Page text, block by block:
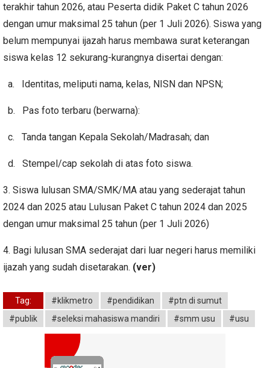
terakhir tahun 2026, atau Peserta didik Paket C tahun 2026
dengan umur maksimal 25 tahun (per 1 Juli 2026). Siswa yang
belum mempunyai ijazah harus membawa surat keterangan
siswa kelas 12 sekurang-kurangnya disertai dengan:
a. Identitas, meliputi nama, kelas, NISN dan NPSN;
b. Pas foto terbaru (berwarna):
c. Tanda tangan Kepala Sekolah/Madrasah; dan
d. Stempel/cap sekolah di atas foto siswa.
3. Siswa lulusan SMA/SMK/MA atau yang sederajat tahun
2024 dan 2025 atau Lulusan Paket C tahun 2024 dan 2025
dengan umur maksimal 25 tahun (per 1 Juli 2026)
4. Bagi lulusan SMA sederajat dari luar negeri harus memiliki
ijazah yang sudah disetarakan. (ver)
Tag: #klikmetro #pendidikan
#ptn di sumut
#publik
#seleksi mahasiswa mandiri #smm usu #usu